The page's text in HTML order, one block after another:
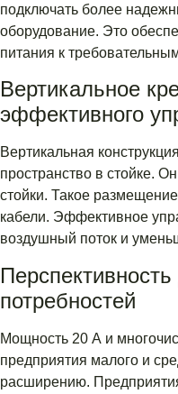
подключать более
оборудование. Это
питания к
Вертикальное
эффективного
Вертикальная
пространство в стойке.
стойки. Такое
кабели. Эффективное
воздушный поток и
потребностей
Мощность 20 А и
предприятия малого и
расширению.